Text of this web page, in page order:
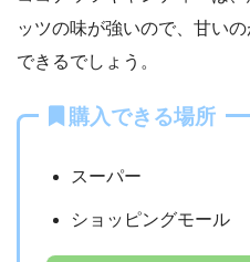
ッツの味が強いので、甘い
できるでしょう。
購入できる場所
スーパー
ショッピングモール